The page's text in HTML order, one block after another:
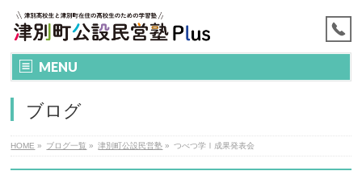
MENU
ブログ
HOME » ブログ一覧 » 津別町公設民営塾 » つべつ学Ⅰ成果発表会